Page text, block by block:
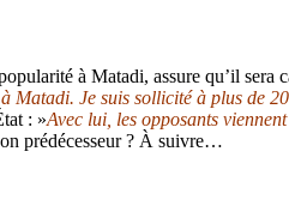
à Matadi, assure qu’il sera
Matadi. Je suis sollicité à plus de
: »Avec lui, les opposants
prédécesseur ? À suivre…